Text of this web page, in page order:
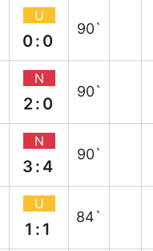
U
0:0
90`
N
2:0
90`
N
3:4
90`
U
1:1
84`